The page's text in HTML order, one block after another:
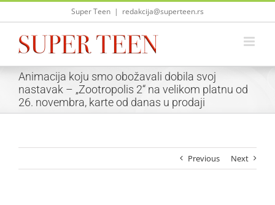
Skip
Super Teen | redakcija@superteen.rs
Animacija koju smo obožavali dobila svoj
nastavak – „Zootropolis 2“ na velikom platnu od
26. novembra, karte od danas u prodaji
Previous Next